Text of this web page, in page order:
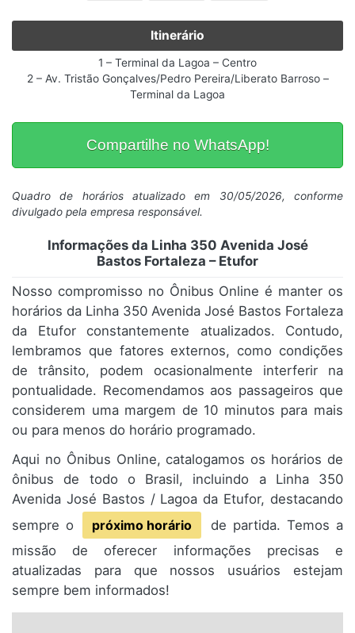
Itinerário
1 – Terminal da Lagoa – Centro
2 – Av. Tristão Gonçalves/Pedro Pereira/Liberato Barroso –
Terminal da Lagoa
Compartilhe no WhatsApp!
Quadro de horários atualizado em 30/05/2026, conforme
divulgado pela empresa responsável.
Informações da Linha 350 Avenida José
Bastos Fortaleza – Etufor
Nosso compromisso no Ônibus Online é manter os
horários da Linha 350 Avenida José Bastos Fortaleza
da Etufor constantemente atualizados. Contudo,
lembramos que fatores externos, como condições
de trânsito, podem ocasionalmente interferir na
pontualidade. Recomendamos aos passageiros que
considerem uma margem de 10 minutos para mais
ou para menos do horário programado.
Aqui no Ônibus Online, catalogamos os horários de
ônibus de todo o Brasil, incluindo a Linha 350
Avenida José Bastos / Lagoa da Etufor, destacando
sempre o
próximo horário
de partida. Temos a
missão de oferecer informações precisas e
atualizadas para que nossos usuários estejam
sempre bem informados!